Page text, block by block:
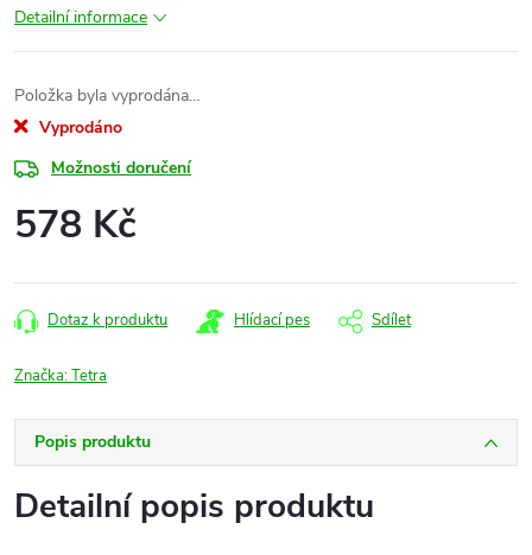
Detailní informace
Položka byla vyprodána…
Vyprodáno
Možnosti doručení
578 Kč
cena:
Dotaz k produktu Hlídací pes Sdílet
Značka:Tetra
Popis produktu
Detailní popis produktu